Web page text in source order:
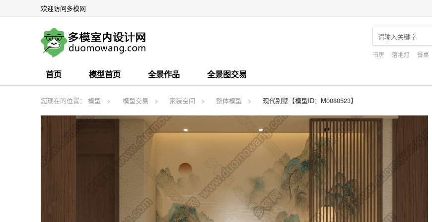
欢迎访问多模网
书房 落地灯 餐桌
首页 模型首页 全景作品 全景图交易
您现在的位置： 模型 模型交易 家装空间 整体模型 现代别墅【模型ID：M0080523】